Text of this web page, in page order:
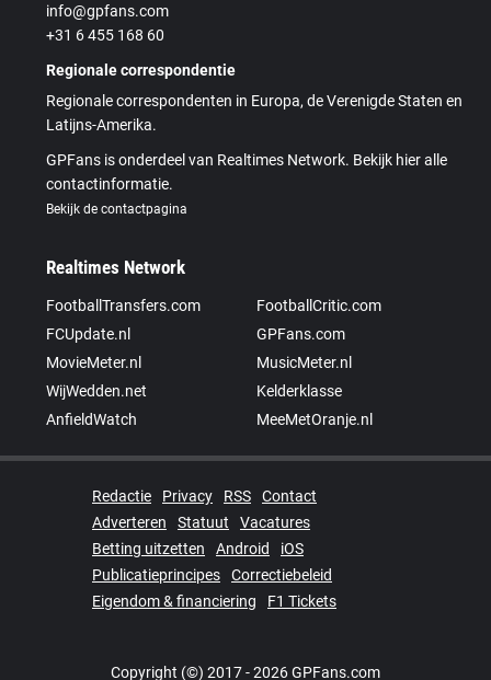
info@gpfans.com
+31 6 455 168 60
Regionale correspondentie
Regionale correspondenten in Europa, de Verenigde Staten en
Latijns-Amerika.
GPFans is onderdeel van Realtimes Network. Bekijk hier alle
contactinformatie.
Bekijk de contactpagina
Realtimes Network
FootballTransfers.com
FootballCritic.com
FCUpdate.nl
GPFans.com
MovieMeter.nl
MusicMeter.nl
WijWedden.net
Kelderklasse
AnfieldWatch
MeeMetOranje.nl
Redactie Privacy RSS
Contact
Adverteren
Statuut
Vacatures
Betting uitzetten
Android
iOS
Publicatieprincipes
Correctiebeleid
Eigendom & financiering
F1 Tickets
Copyright (©) 2017 - 2026 GPFans.com